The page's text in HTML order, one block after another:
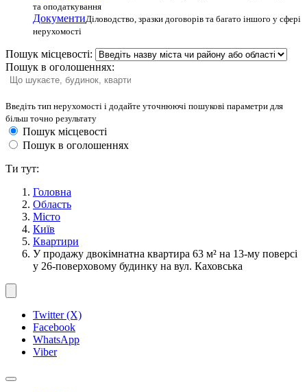
та оподаткування
ДокументиДіловодство, зразки договорів та багато іншого у сфері
нерухомості
Пошук місцевості:
Пошук в оголошеннях:
Введіть тип нерухомості і додайте уточнюючі пошукові параметри для
більш точно результату
Пошук місцевості
Пошук в оголошеннях
Ти тут:
Головна
Область
Місто
Київ
Квартири
У продажу двокімнатна квартира 63 м² на 13-му поверсі
у 26-поверховому будинку на вул. Каховська
Twitter (X)
Facebook
WhatsApp
Viber